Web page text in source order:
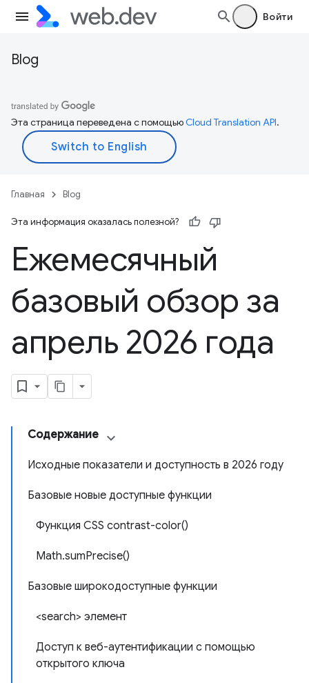
Войти
Blog
Эта страница переведена с помощьюCloud Translation API.
Главная Blog
Эта информация оказалась полезной?
Ежемесячный
базовый обзор за
апрель 2026 года
Содержание
Исходные показатели и доступность в 2026 году
Базовые новые доступные функции
Функция CSS contrast-color()
Math.sumPrecise()
Базовые широкодоступные функции
<search> элемент
Доступ к веб-аутентификации с помощью
открытого ключа